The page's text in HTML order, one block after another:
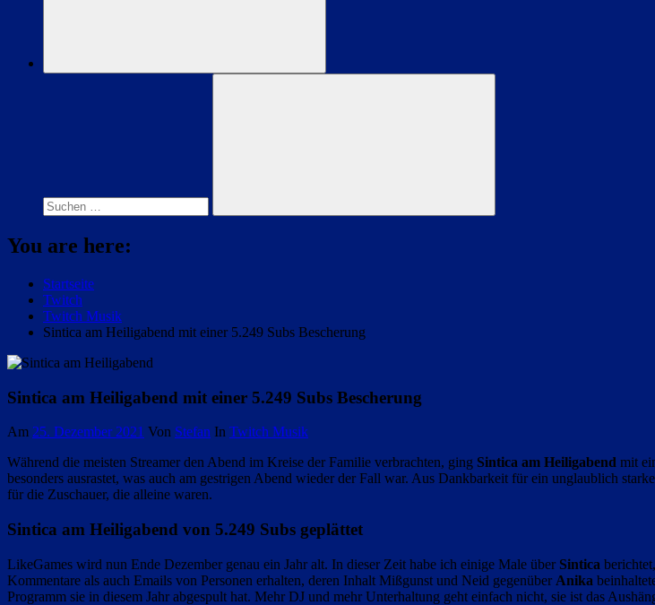
Suchen
You are here:
Startseite
Twitch
Twitch Musik
Sintica am Heiligabend mit einer 5.249 Subs Bescherung
Sintica am Heiligabend mit einer 5.249 Subs Bescherung
Am 25. Dezember 2021 Von Stefan In Twitch Musik
Während die meisten Streamer den Abend im Kreise der Familie verbrachten, ging Sintica am Heiligabend mit
besonders ausrastet, was auch am gestrigen Abend wieder der Fall war. Aus Dankbarkeit für ein unglaublich
für die Zuschauer, die alleine waren.
Sintica am Heiligabend von 5.249 Subs geplättet
LikeGames wird nun Ende Dezember genau ein Jahr alt. In dieser Zeit habe ich einige Male über Sintica
Kommentare als auch Emails von Personen erhalten, deren Inhalt Mißgunst und Neid gegenüber Anika
Programm sie in diesem Jahr abgespult hat. Mehr DJ und mehr Unterhaltung geht einfach nicht, sie ist das